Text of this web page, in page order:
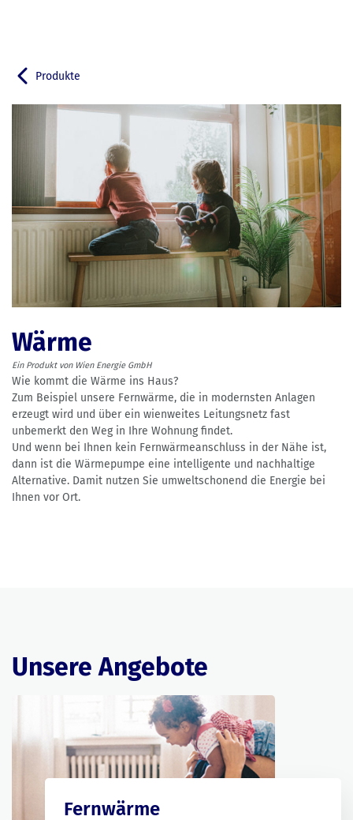
Zurück zu
Produkte
Wärme
Ein Produkt von Wien Energie GmbH
Wie kommt die Wärme ins Haus?
Zum Beispiel unsere Fernwärme, die in modernsten Anlagen
erzeugt wird und über ein wienweites Leitungsnetz fast
unbemerkt den Weg in Ihre Wohnung findet.
Und wenn bei Ihnen kein Fernwärmeanschluss in der Nähe ist,
dann ist die Wärmepumpe eine intelligente und nachhaltige
Alternative. Damit nutzen Sie umweltschonend die Energie bei
Ihnen vor Ort.
Unsere Angebote
Fernwärme